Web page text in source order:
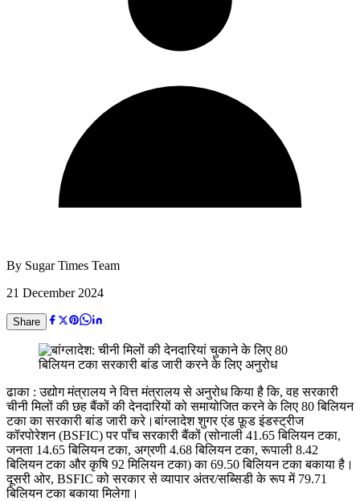
By Sugar Times Team
21 December 2024
Share
ढाका : उद्योग मंत्रालय ने वित्त मंत्रालय से अनुरोध किया है कि, वह सरकारी
चीनी मिलों की छह बैंकों की देनदारियों को समायोजित करने के लिए 80 बिलियन
टका का सरकारी बांड जारी करे।बांग्लादेश शुगर एंड फ़ूड इंडस्ट्रीज
कॉरपोरेशन (BSFIC) पर पाँच सरकारी बैंकों (सोनाली 41.65 बिलियन टका,
जनता 14.65 बिलियन टका, अग्रणी 4.68 बिलियन टका, रूपाली 8.42
बिलियन टका और कृषि 92 मिलियन टका) का 69.50 बिलियन टका बकाया है।
दूसरी ओर, BSFIC को सरकार से व्यापार अंतर/सब्सिडी के रूप में 79.71
बिलियन टका बकाया मिलेगा।